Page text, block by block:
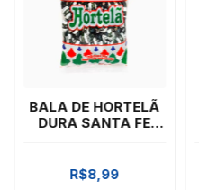
BALA DE HORTELÃ
DURA SANTA FE
R$8,99